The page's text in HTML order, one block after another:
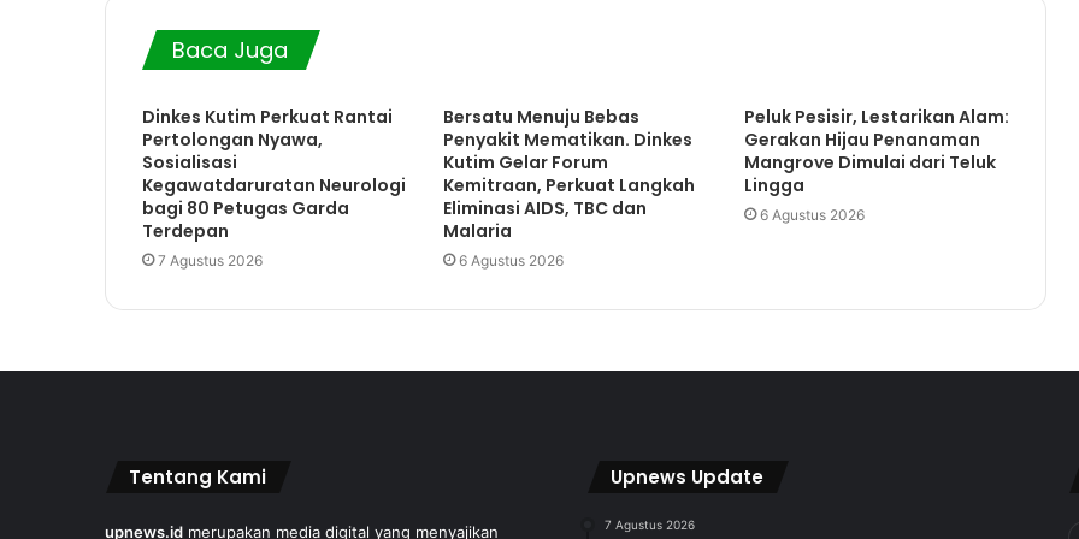
Dorong Kemandirian Ekonomi,
Disnakertrans PPU Latih Warga Jadi
Penjahit dan Penata Rias
Bersertifikat
Arfan Mencari Masjid Untuk
Dibangun
Baca Juga
Dinkes Kutim Perkuat Rantai
Pertolongan Nyawa,
Sosialisasi
Kegawatdaruratan Neurologi
bagi 80 Petugas Garda
Terdepan
7 Agustus 2026
Bersatu Menuju Bebas
Penyakit Mematikan. Dinkes
Kutim Gelar Forum
Kemitraan, Perkuat Langkah
Eliminasi AIDS, TBC dan
Malaria
6 Agustus 2026
Peluk Pesisir, Lestarikan Alam:
Gerakan Hijau Penanaman
Mangrove Dimulai dari Teluk
Lingga
6 Agustus 2026
Tentang Kami
upnews.id merupakan media digital yang menyajikan
Upnews Update
7 Agustus 2026